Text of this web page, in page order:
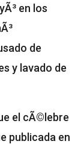
en los
de
y lavado de
el cÃ©lebre
publicada en